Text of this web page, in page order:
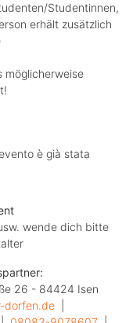
Studentinnen,
erhält zusätzlich
möglicherweise
è già stata
wende dich bitte
26 - 84424 Isen
dorfen.de